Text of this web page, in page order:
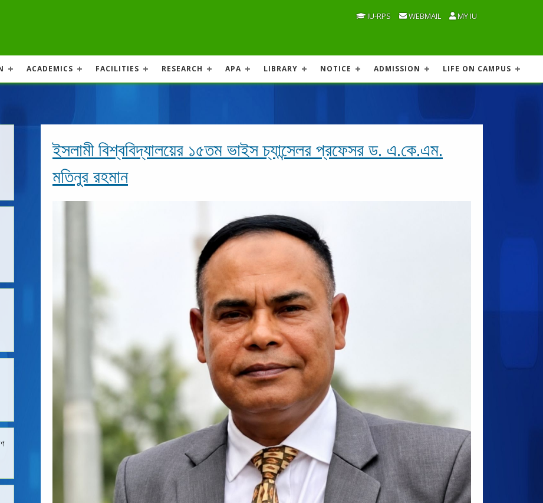
IU-RPS WEBMAIL MY IU
ACADEMICS FACILITIES RESEARCH APA LIBRARY NOTICE ADMISSION LIFE ON CAMPUS
ইসলামী বিশ্ববিদ্যালয়ের ১৫তম ভাইস চ্যান্সেলর প্রফেসর ড. এ.কে.এম.
মতিনুর রহমান